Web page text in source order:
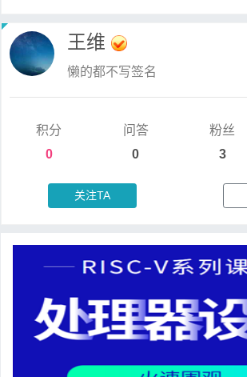
王维
懒的都不写签名
积分
0
问答
0
粉丝
3
关注TA